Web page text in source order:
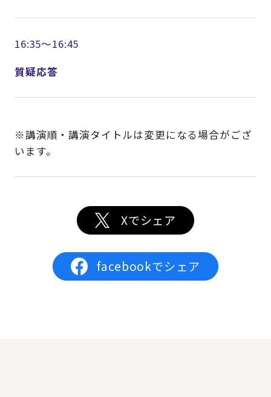
16:35～16:45
質疑応答
※講演順・講演タイトルは変更になる場合がござ
います。
Xでシェア
facebookでシェア